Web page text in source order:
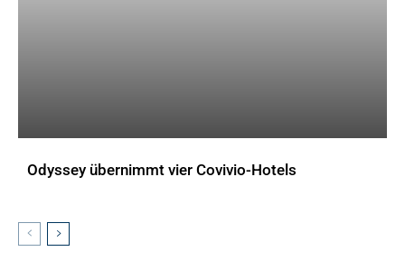
Odyssey übernimmt vier Covivio-Hotels